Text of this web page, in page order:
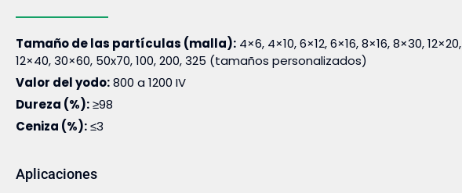
Tamaño de las partículas (malla): 4×6, 4×10, 6×12, 6×16, 8×16, 8×30, 12×20,
12×40, 30×60, 50x70, 100, 200, 325 (tamaños personalizados)
Valor del yodo:800 a 1200 IV
Dureza (%):≥98
Ceniza (%):≤3
Aplicaciones